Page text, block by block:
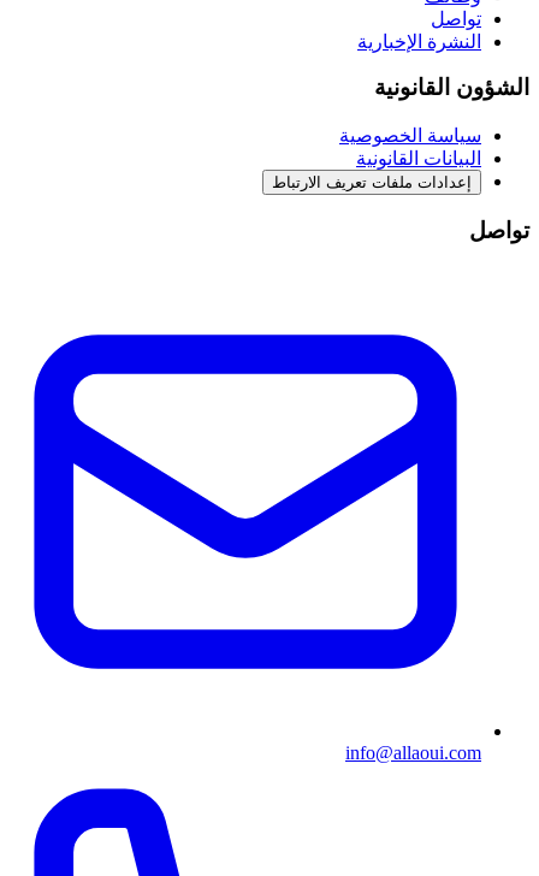
تواصل
النشرة الإخبارية
الشؤون القانونية
سياسة الخصوصية
البيانات القانونية
إعدادات ملفات تعريف الارتباط
تواصل
info@allaoui.com